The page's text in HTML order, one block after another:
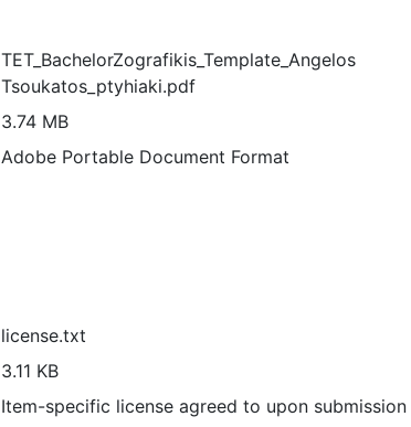
TET_BachelorZografikis_Template_Angelos
Tsoukatos_ptyhiaki.pdf
3.74 MB
Adobe Portable Document Format
license.txt
3.11 KB
Item-specific license agreed to upon submission